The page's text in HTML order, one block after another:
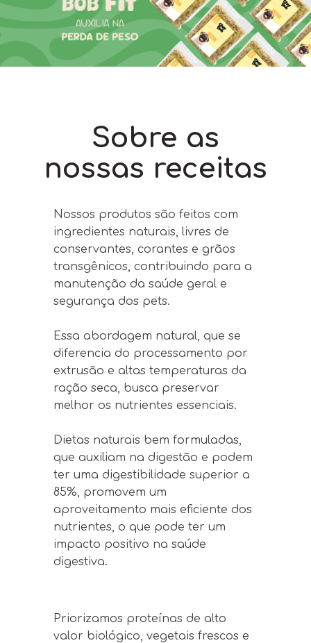
Sobre as
nossas receitas
Nossos produtos são feitos com
ingredientes naturais, livres de
conservantes, corantes e grãos
transgênicos, contribuindo para a
manutenção da saúde geral e
segurança dos pets.
Essa abordagem natural, que se
diferencia do processamento por
extrusão e altas temperaturas da
ração seca, busca preservar
melhor os nutrientes essenciais.
Dietas naturais bem formuladas,
que auxiliam na digestão e podem
ter uma digestibilidade superior a
85%, promovem um
aproveitamento mais eficiente dos
nutrientes, o que pode ter um
impacto positivo na saúde
digestiva.
Priorizamos proteínas de alto
valor biológico, vegetais frescos e